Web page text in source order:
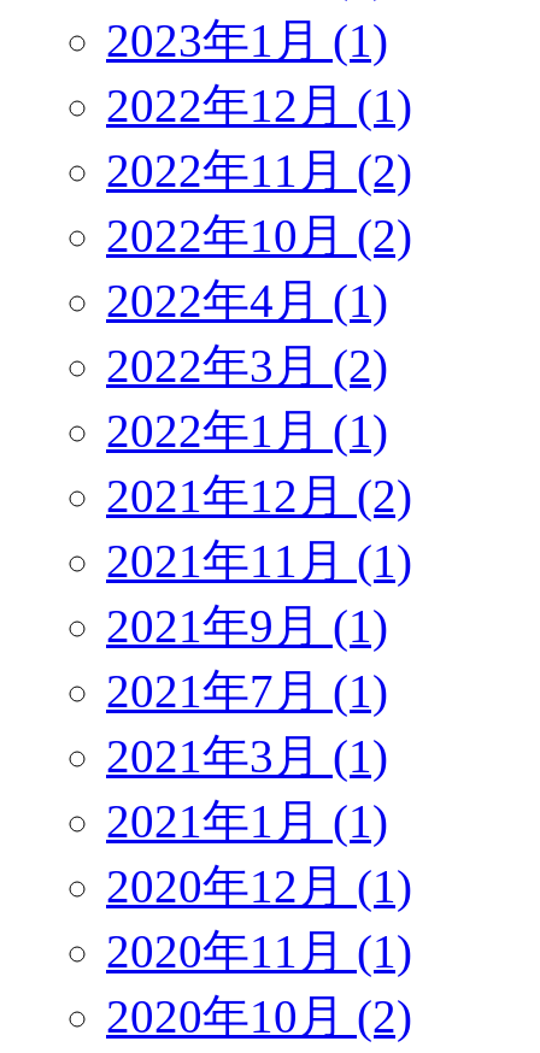
2023年1月 (1)
2022年12月 (1)
2022年11月 (2)
2022年10月 (2)
2022年4月 (1)
2022年3月 (2)
2022年1月 (1)
2021年12月 (2)
2021年11月 (1)
2021年9月 (1)
2021年7月 (1)
2021年3月 (1)
2021年1月 (1)
2020年12月 (1)
2020年11月 (1)
2020年10月 (2)